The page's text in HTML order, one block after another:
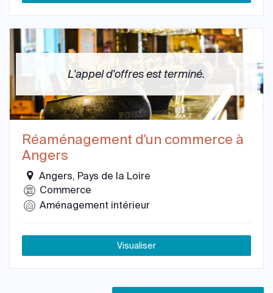
L'appel d'offres est terminé.
Réaménagement d'un commerce à
Angers
Angers, Pays de la Loire
Commerce
Aménagement intérieur
Visualiser